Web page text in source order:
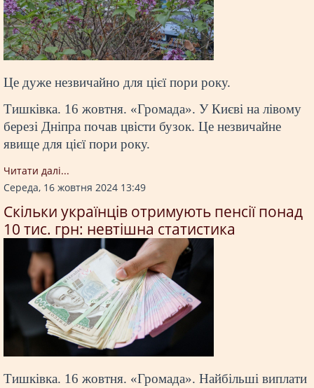
Це дуже незвичайно для цієї пори року.
Тишківка. 16 жовтня. «Громада». У Києві на лівому
березі Дніпра почав цвісти бузок. Це незвичайне
явище для цієї пори року.
Читати далi...
Середа, 16 жовтня 2024 13:49
Скільки українців отримують пенсії понад
10 тис. грн: невтішна статистика
Тишківка. 16 жовтня. «Громада». Найбільші виплати